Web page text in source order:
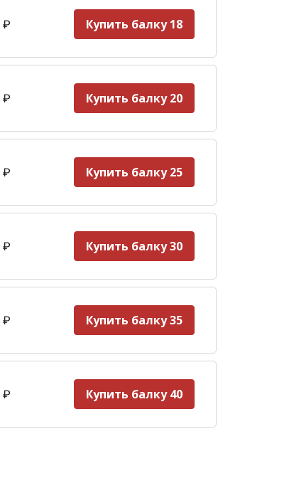
₽ Купить балку 18
₽ Купить балку 20
₽ Купить балку 25
₽ Купить балку 30
₽ Купить балку 35
₽ Купить балку 40